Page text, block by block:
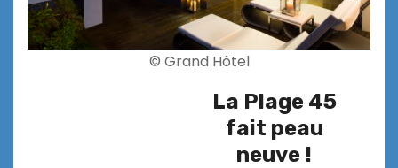
© Grand Hôtel
La Plage 45
fait peau
neuve !